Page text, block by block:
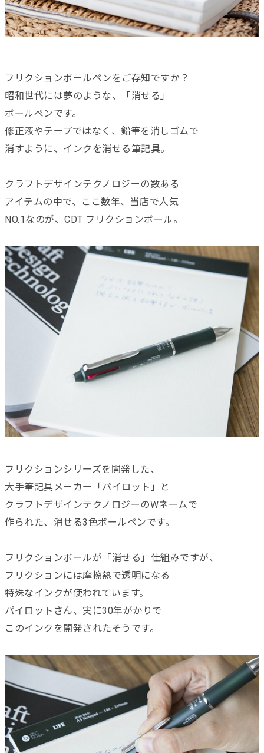
フリクションボールペンをご存知ですか？
昭和世代には夢のような、「消せる」
ボールぺンです。
修正液やテープではなく、鉛筆を消しゴムで
消すように、インクを消せる筆記具。
クラフトデザインテクノロジーの数ある
アイテムの中で、ここ数年、当店で人気
NO.1なのが、CDT フリクションボール。
フリクションシリーズを開発した、
大手筆記具メーカー「パイロット」と
クラフトデザインテクノロジーのWネームで
作られた、消せる3色ボールペンです。
フリクションボールが「消せる」仕組みですが、
フリクションには摩擦熱で透明になる
特殊なインクが使われています。
パイロットさん、実に30年がかりで
このインクを開発されたそうです。